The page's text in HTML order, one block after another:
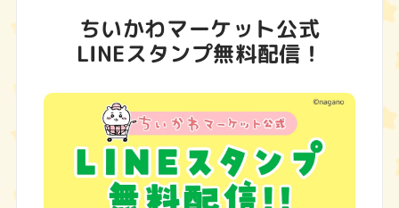
ちいかわマーケット公式
LINEスタンプ無料配信！